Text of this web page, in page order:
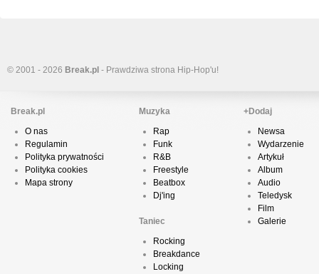
© 2001 - 2026 Break.pl - Prawdziwa strona Hip-Hop'u!
Break.pl
O nas
Regulamin
Polityka prywatności
Polityka cookies
Mapa strony
Muzyka
Rap
Funk
R&B
Freestyle
Beatbox
Dj'ing
Taniec
Rocking
Breakdance
Locking
+Dodaj
Newsa
Wydarzenie
Artykuł
Album
Audio
Teledysk
Film
Galerie